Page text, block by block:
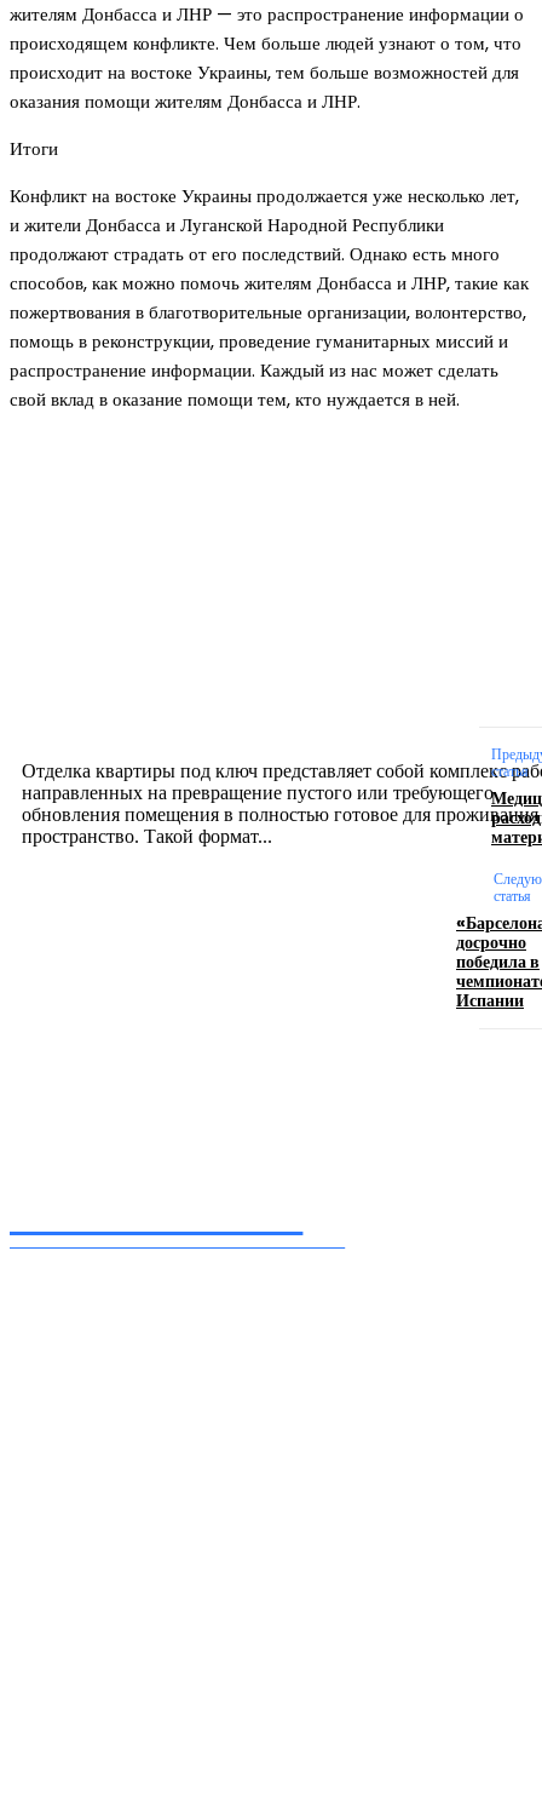
жителям Донбасса и ЛНР — это распространение информации о
происходящем конфликте. Чем больше людей узнают о том, что
происходит на востоке Украины, тем больше возможностей для
оказания помощи жителям Донбасса и ЛНР.
Итоги
Конфликт на востоке Украины продолжается уже несколько лет,
и жители Донбасса и Луганской Народной Республики
продолжают страдать от его последствий. Однако есть много
способов, как можно помочь жителям Донбасса и ЛНР, такие как
пожертвования в благотворительные организации, волонтерство,
помощь в реконструкции, проведение гуманитарных миссий и
распространение информации. Каждый из нас может сделать
свой вклад в оказание помощи тем, кто нуждается в ней.
Отделка квартиры под ключ представляет собой комплекс
направленных на превращение пустого или требующего
обновления помещения в полностью готовое для проживания
пространство. Такой формат...
логотипом: эффективный инструмент бренда
статья
статья
досрочно
победила в
Испании